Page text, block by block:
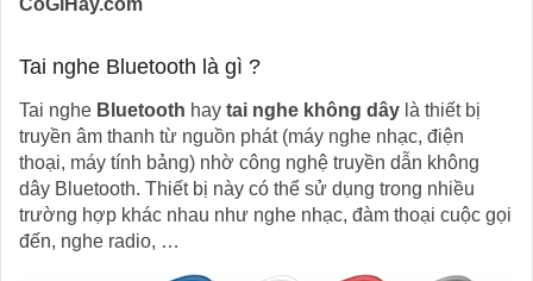
CoGiHay.com
Tai nghe Bluetooth là gì ?
Tai nghe Bluetooth hay tai nghe không dây là thiết bị
truyền âm thanh từ nguồn phát (máy nghe nhạc, điện
thoại, máy tính bảng) nhờ công nghệ truyền dẫn không
dây Bluetooth. Thiết bị này có thể sử dụng trong nhiều
trường hợp khác nhau như nghe nhạc, đàm thoại cuộc gọi
đến, nghe radio, …